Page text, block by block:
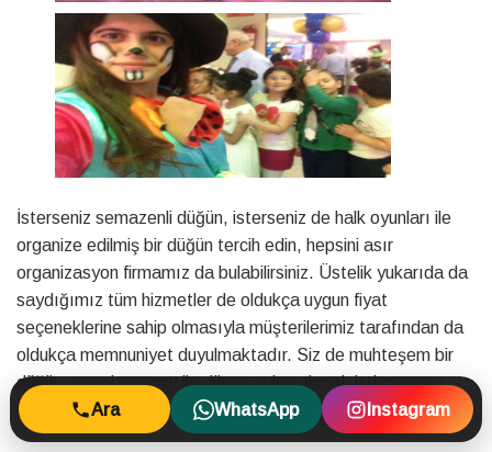
İsterseniz semazenli düğün, isterseniz de halk oyunları ile
organize edilmiş bir düğün tercih edin, hepsini asır
organizasyon firmamız da bulabilirsiniz. Üstelik yukarıda da
saydığımız tüm hizmetler de oldukça uygun fiyat
seçeneklerine sahip olmasıyla müşterilerimiz tarafından da
oldukça memnuniyet duyulmaktadır. Siz de muhteşem bir
düğün organizasyonu ile dünya evine girmek istiyorsanız
mutlaka asır organizasyon ile iletişime geçin.
Ara WhatsApp Instagram